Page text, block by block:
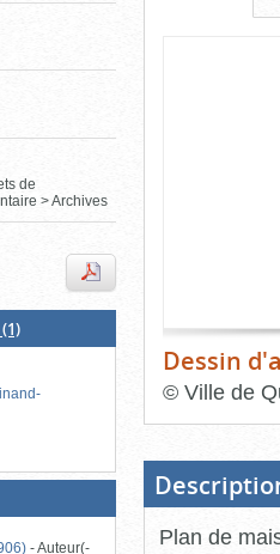
de
> Archives
(1)
-Auteur(-
pour
Dessin
© Ville de
bloc
d'onglets
Plan de